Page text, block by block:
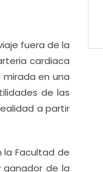
fuera de la
cardiaca
en una
de las
a partir
la Facultad de
ganador de la